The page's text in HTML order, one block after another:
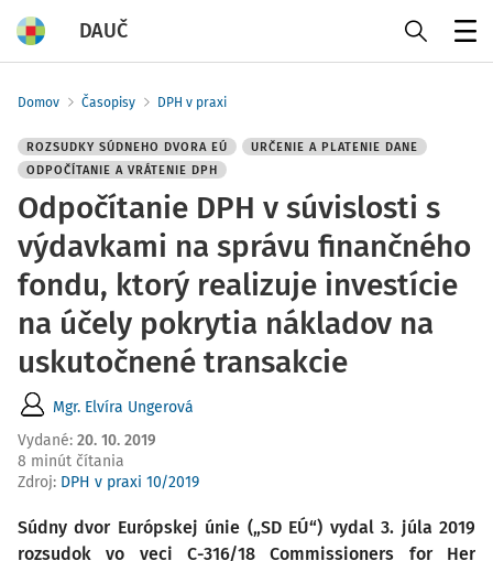
DAUČ
Domov Časopisy DPH v praxi
ROZSUDKY SÚDNEHO DVORA EÚ
URČENIE A PLATENIE DANE
ODPOČÍTANIE A VRÁTENIE DPH
Odpočítanie DPH v súvislosti s
výdavkami na správu finančného
fondu, ktorý realizuje investície
na účely pokrytia nákladov na
uskutočnené transakcie
Mgr. Elvíra Ungerová
Vydané: 20. 10. 2019
8 minút čítania
Zdroj: DPH v praxi 10/2019
Súdny dvor Európskej únie („SD EÚ“) vydal 3. júla 2019
rozsudok vo veci C-316/18 Commissioners for Her